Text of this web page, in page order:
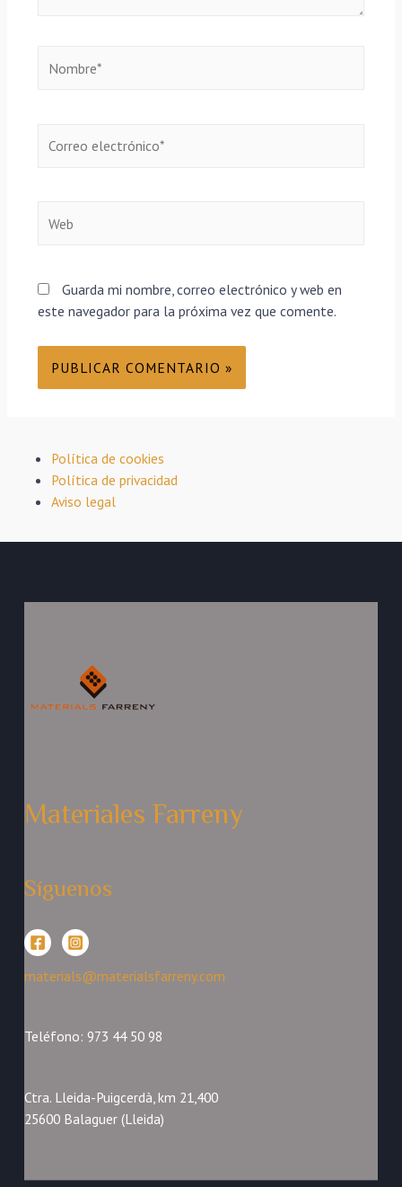
Guarda mi nombre, correo electrónico y web en
este navegador para la próxima vez que comente.
Política de cookies
Política de privacidad
Aviso legal
Materiales Farreny
Síguenos
materials@materialsfarreny.com
Teléfono: 973 44 50 98
Ctra. Lleida-Puigcerdà, km 21,400
25600 Balaguer (Lleida)